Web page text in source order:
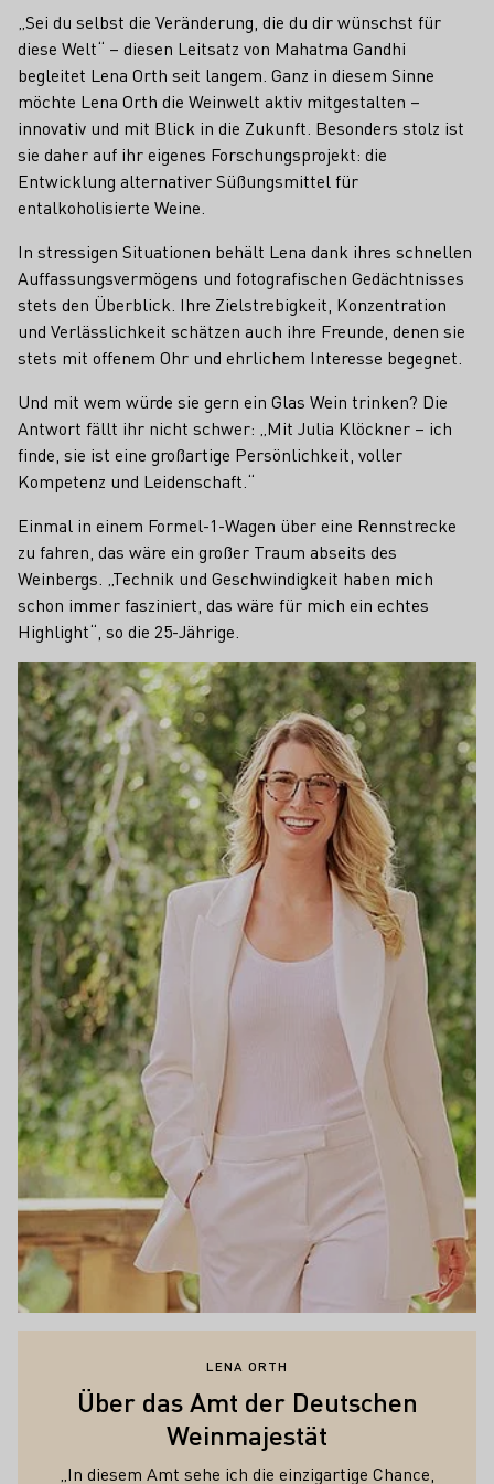
„Sei du selbst die Veränderung, die du dir wünschst für
diese Welt“ – diesen Leitsatz von Mahatma Gandhi
begleitet Lena Orth seit langem. Ganz in diesem Sinne
möchte Lena Orth die Weinwelt aktiv mitgestalten –
innovativ und mit Blick in die Zukunft. Besonders stolz ist
sie daher auf ihr eigenes Forschungsprojekt: die
Entwicklung alternativer Süßungsmittel für
entalkoholisierte Weine.
In stressigen Situationen behält Lena dank ihres schnellen
Auffassungsvermögens und fotografischen Gedächtnisses
stets den Überblick. Ihre Zielstrebigkeit, Konzentration
und Verlässlichkeit schätzen auch ihre Freunde, denen sie
stets mit offenem Ohr und ehrlichem Interesse begegnet.
Und mit wem würde sie gern ein Glas Wein trinken? Die
Antwort fällt ihr nicht schwer: „Mit Julia Klöckner – ich
finde, sie ist eine großartige Persönlichkeit, voller
Kompetenz und Leidenschaft.“
Einmal in einem Formel-1-Wagen über eine Rennstrecke
zu fahren, das wäre ein großer Traum abseits des
Weinbergs. „Technik und Geschwindigkeit haben mich
schon immer fasziniert, das wäre für mich ein echtes
Highlight“, so die 25-Jährige.
LENA ORTH
Über das Amt der Deutschen
Weinmajestät
„In diesem Amt sehe ich die einzigartige Chance,